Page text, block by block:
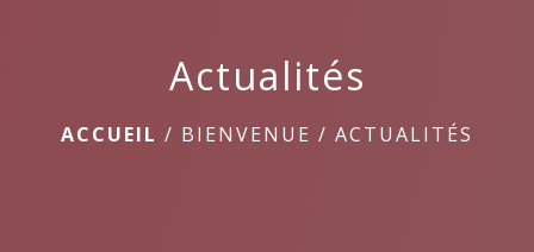
Actualités
ACCUEIL / BIENVENUE / ACTUALITÉS